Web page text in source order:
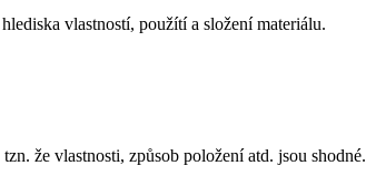
vlastností, použítí a složení materiálu.
že vlastnosti, způsob položení atd. jsou shodné.